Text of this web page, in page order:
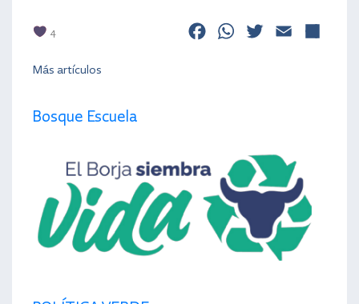
4 Facebook
WhatsApp
Twitter
Email
Más artículos
Bosque Escuela